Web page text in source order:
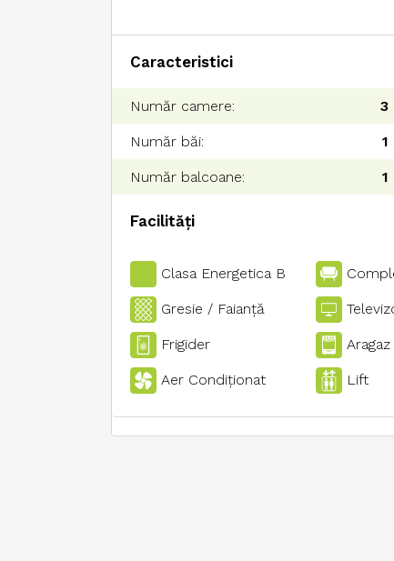
Caracteristici
Număr camere: 3
Număr băi: 1
Număr balcoane: 1
Facilități
Clasa Energetica B
Gresie / Faianţă
Frigider Aragaz
Aer Condiţionat Lift